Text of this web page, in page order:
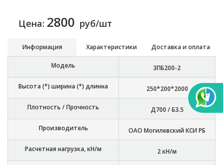
Цена: 2800 руб/шт
Информация Характеристики Доставка и оплата
Модель 3ПБ200-2
Высота (*) ширина (*) длинна 250*200*2000
Плотность / Прочность Д700 / Б3.5
Производитель ОАО Могилевский КСИ РБ
Расчетная нагрузка, кН/м 2 кН/м